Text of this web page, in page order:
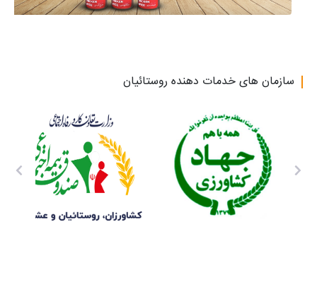
سازمان های خدمات دهنده روستائیان